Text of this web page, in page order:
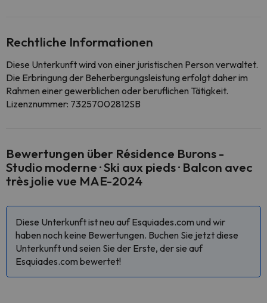
Rechtliche Informationen
Diese Unterkunft wird von einer juristischen Person verwaltet.
Die Erbringung der Beherbergungsleistung erfolgt daher im
Rahmen einer gewerblichen oder beruflichen Tätigkeit.
Lizenznummer: 73257002812SB
Bewertungen über Résidence Burons -
Studio moderne · Ski aux pieds · Balcon avec
très jolie vue MAE-2024
Diese Unterkunft ist neu auf Esquiades.com und wir
haben noch keine Bewertungen. Buchen Sie jetzt diese
Unterkunft und seien Sie der Erste, der sie auf
Esquiades.com bewertet!